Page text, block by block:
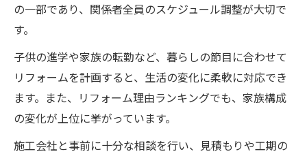
の一部であり、関係者全員のスケジュール調整が大切で
す。
子供の進学や家族の転勤など、暮らしの節目に合わせて
リフォームを計画すると、生活の変化に柔軟に対応でき
ます。また、リフォーム理由ランキングでも、家族構成
の変化が上位に挙がっています。
施工会社と事前に十分な相談を行い、見積もりや工期の